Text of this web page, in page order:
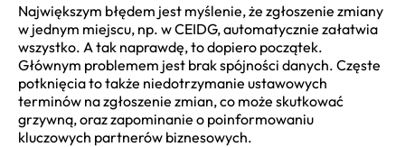
Największym błędem jest myślenie, że zgłoszenie zmiany
w jednym miejscu, np. w CEIDG, automatycznie załatwia
wszystko. A tak naprawdę, to dopiero początek.
Głównym problemem jest brak spójności danych. Częste
potknięcia to także niedotrzymanie ustawowych
terminów na zgłoszenie zmian, co może skutkować
grzywną, oraz zapominanie o poinformowaniu
kluczowych partnerów biznesowych.